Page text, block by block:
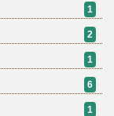
1
2
1
6
1